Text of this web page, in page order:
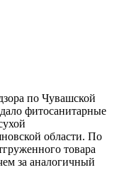
по Чувашской
фитосанитарные
области. По
товара
за аналогичный